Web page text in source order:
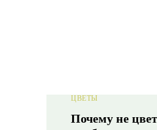
ЦВЕТЫ
Почему не